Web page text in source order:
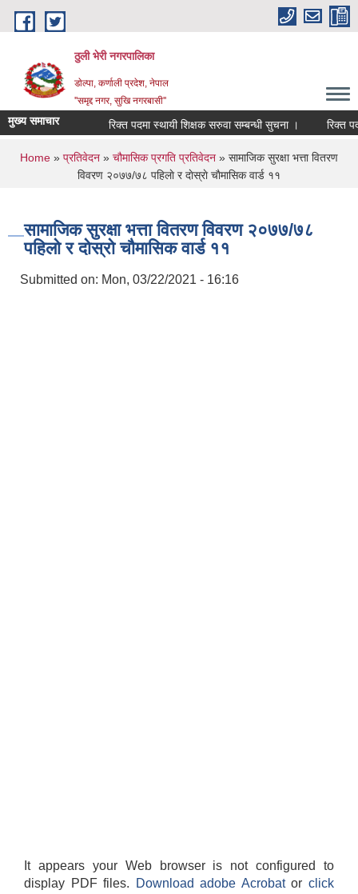
Skip to main content
ठुली भेरी नगरपालिका
डाेल्पा, कर्णाली प्रदेश, नेपाल
''समृद्द नगर, सुखि नगरबासी''
मुख्य समाचार रिक्त पदमा स्थायी शिक्षक सरुवा सम्बन्धी सुचना । रिक्त पदमा
You are here
Home » प्रतिवेदन » चौमासिक प्रगति प्रतिवेदन » सामाजिक सुरक्षा भत्ता वितरण
विवरण २०७७/७८ पहिलाे र दाेस्राे चाैमासिक वार्ड ११
सामाजिक सुरक्षा भत्ता वितरण विवरण २०७७/७८
पहिलाे र दाेस्राे चाैमासिक वार्ड ११
Submitted on: Mon, 03/22/2021 - 16:16
It appears your Web browser is not configured to
display PDF files.
Download adobe Acrobatorclick